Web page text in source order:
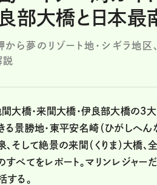
部大橋と日本最
ら夢のリゾート地・シギラ地
説
大橋・来間大橋・伊良部大橋の3
景勝地・東平安名崎（ひがしへん
そして絶景の来間（くりま）大
べてをレポート。マリンレジャ
する。